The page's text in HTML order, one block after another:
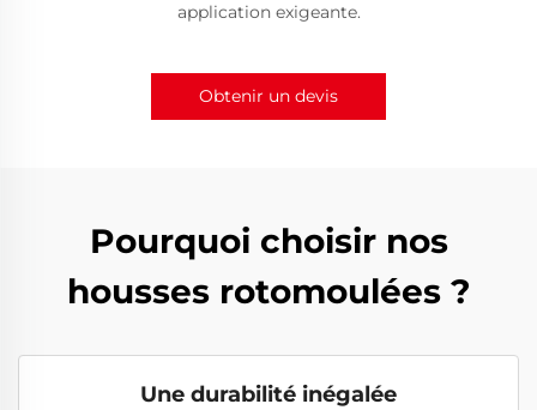
application exigeante.
Obtenir un devis
Pourquoi choisir nos
housses rotomoulées ?
Une durabilité inégalée